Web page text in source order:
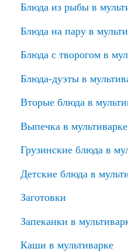
Блюда из рыбы в
Блюда на пару в
Блюда с творогом в
Блюда-дуэты в
Вторые блюда в
Выпечка в мультиварке
Грузинские блюда в
Детские блюда в
Заготовки
Запеканки в
Каши в мультиварке